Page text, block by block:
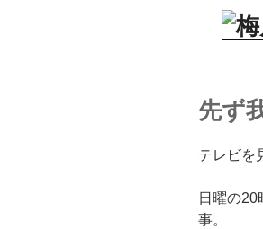
先ず
テレビを
日曜の
事。